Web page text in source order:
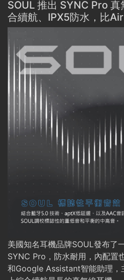
SOUL 推出 SYNC Pro
合續航、IPX5防水，比
美國知名耳機品牌SOUL發布
SYNC Pro，防水耐用，內配置
和Google Assistant智能助理，